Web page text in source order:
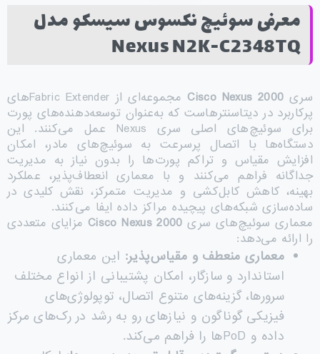
معرفی سوئیچ نکسوس سیسکو مدل
Nexus N2K-C2348TQ
سری Cisco Nexus 2000
مجموعه‌ای از Fabric Extenderهای
پرکاربرد در دیتاسنترهاست که به‌عنوان توسعه‌دهنده‌های پورت
برای سوئیچ‌های اصلی سری Nexus عمل می‌کنند. این
دستگاه‌ها با اتصال پرسرعت به سوئیچ‌های مادر، امکان
افزایش مقیاس و تراکم پورت‌ها را بدون نیاز به مدیریت
جداگانه فراهم می‌کنند و با معماری انعطاف‌پذیر، عملکرد
بهینه، کاهش کابل‌کشی و مدیریت متمرکز، نقش کلیدی در
ساده‌سازی شبکه‌های پیچیده مراکز داده ایفا می‌کنند.
معماری سوئیچ‌های سری Cisco Nexus 2000 مزایای متعددی
را ارائه می‌دهد:
معماری منعطف و مقیاس‌پذیر: این معماری
استاندارد و سازگار، امکان پشتیبانی از انواع مختلف
سرورها، گزینه‌های متنوع اتصال، توپولوژی‌های
فیزیکی گوناگون و نیازهای رو به رشد در رک‌های مرکز
داده و PoDها را فراهم می‌کند.